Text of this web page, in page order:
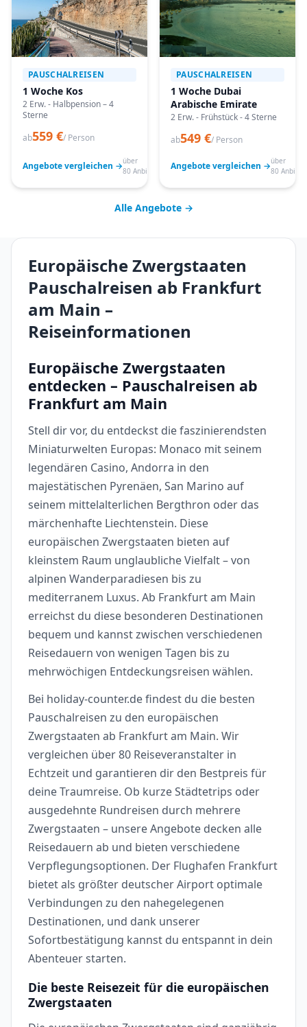
PAUSCHALREISEN
1 Woche Kos
2 Erw. - Halbpension – 4
Sterne
ab559 €/ Person
Angebote vergleichen →über
80 Anbieter
PAUSCHALREISEN
1 Woche Dubai
Arabische Emirate
2 Erw. - Frühstück - 4 Sterne
ab549 €/ Person
Angebote vergleichen →über
80
Alle Angebote →
Europäische Zwergstaaten
Pauschalreisen ab Frankfurt
am Main –
Reiseinformationen
Europäische Zwergstaaten
entdecken – Pauschalreisen ab
Frankfurt am Main
Stell dir vor, du entdeckst die faszinierendsten
Miniaturwelten Europas: Monaco mit seinem
legendären Casino, Andorra in den
majestätischen Pyrenäen, San Marino auf
seinem mittelalterlichen Bergthron oder das
märchenhafte Liechtenstein. Diese
europäischen Zwergstaaten bieten auf
kleinstem Raum unglaubliche Vielfalt – von
alpinen Wanderparadiesen bis zu
mediterranem Luxus. Ab Frankfurt am Main
erreichst du diese besonderen Destinationen
bequem und kannst zwischen verschiedenen
Reisedauern von wenigen Tagen bis zu
mehrwöchigen Entdeckungsreisen wählen.
Bei holiday-counter.de findest du die besten
Pauschalreisen zu den europäischen
Zwergstaaten ab Frankfurt am Main. Wir
vergleichen über 80 Reiseveranstalter in
Echtzeit und garantieren dir den Bestpreis für
deine Traumreise. Ob kurze Städtetrips oder
ausgedehnte Rundreisen durch mehrere
Zwergstaaten – unsere Angebote decken alle
Reisedauern ab und bieten verschiedene
Verpflegungsoptionen. Der Flughafen Frankfurt
bietet als größter deutscher Airport optimale
Verbindungen zu den nahegelegenen
Destinationen, und dank unserer
Sofortbestätigung kannst du entspannt in dein
Abenteuer starten.
Die beste Reisezeit für die europäischen
Zwergstaaten